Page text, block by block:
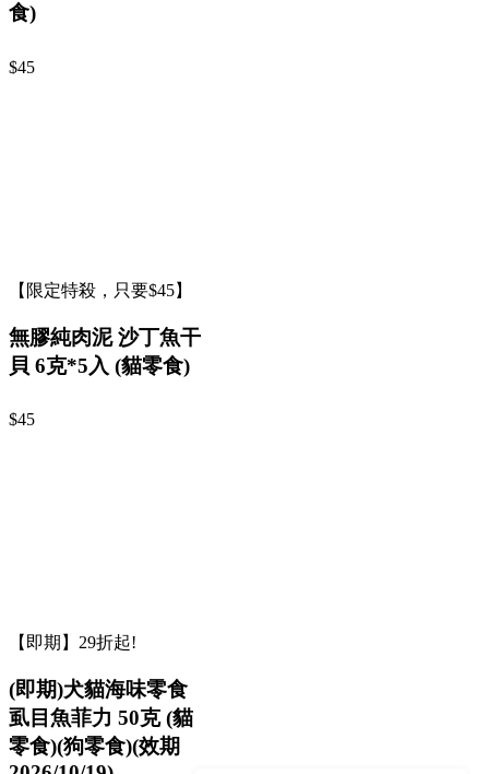
食)
$45
【限定特殺，只要$45】
無膠純肉泥 沙丁魚干
貝 6克*5入 (貓零食)
$45
【即期】29折起!
(即期)犬貓海味零食
虱目魚菲力 50克 (貓
零食)(狗零食)(效期